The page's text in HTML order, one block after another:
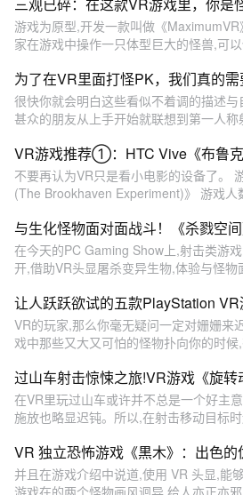
三观已碎：在这款VR游戏里，你是
游戏为原型,开发一款叫做《
家在游戏中操作一只体型巨大的怪兽,可
为了在VR里面打怪PK，我们真的
很快你就会明白这些看似不着调的描述
甚众的朋友从上手开始就联想到第一人称
VR游戏推荐①：HTC Vive《布鲁
不要再认为VR只是看小电影的设备了。
(The Brookhaven Experiment)》 游戏人
与生化怪物面对面战斗！《杀戮空
在今天的PC Gaming Show上,射击类游
开,借助VR头显屠杀变异生物,体验与怪物
让人跃跃欲试的五款PlayStation
VR的玩家,那么你毫无疑问一定对姗姗来
戏中那些又大又可怕的怪物扑向你的时候
过山车射击惊悚之旅!VR游戏《旋转
在VR里玩过山车或许并不总是一个好主
施放也略显迟钝。所以,在射击移动目标
VR 独立恐怖游戏《黒木》：出色
并且在游戏介绍中说道,使用 VR 头显,能